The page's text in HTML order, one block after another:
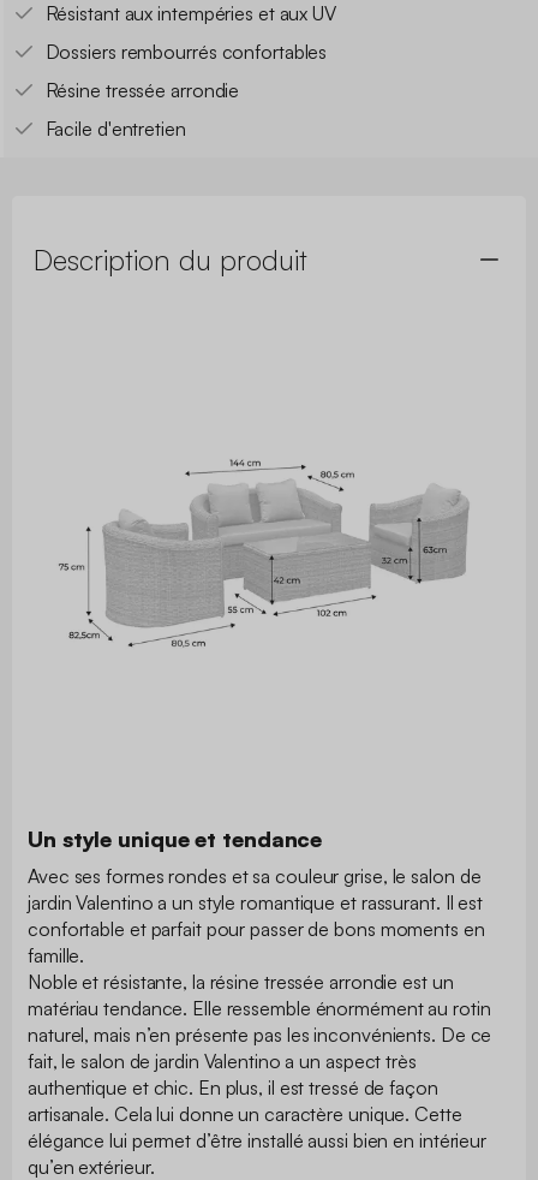
Résistant aux intempéries et aux UV
Dossiers rembourrés confortables
Résine tressée arrondie
Facile d'entretien
Description du produit
Un style unique et tendance
Avec ses formes rondes et sa couleur grise, le salon de
jardin Valentino a un style romantique et rassurant. Il est
confortable et parfait pour passer de bons moments en
famille.
Noble et résistante, la résine tressée arrondie est un
matériau tendance. Elle ressemble énormément au rotin
naturel, mais n’en présente pas les inconvénients. De ce
fait, le salon de jardin Valentino a un aspect très
authentique et chic. En plus, il est tressé de façon
artisanale. Cela lui donne un caractère unique. Cette
élégance lui permet d’être installé aussi bien en intérieur
qu’en extérieur.